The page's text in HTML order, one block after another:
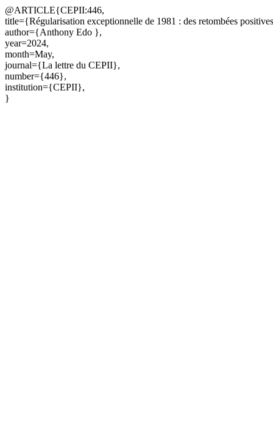
@ARTICLE{CEPII:446,
title={Régularisation exceptionnelle de 1981 : des retombées
author={Anthony Edo },
year=2024,
month=May,
journal={La lettre du CEPII},
number={446},
institution={CEPII},
}